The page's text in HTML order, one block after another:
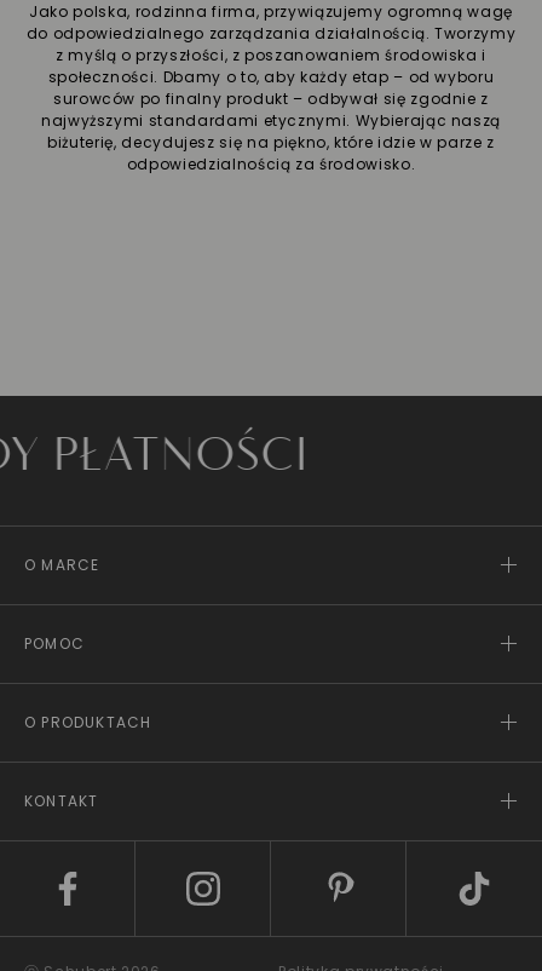
Jako polska, rodzinna firma, przywiązujemy ogromną wagę
do odpowiedzialnego zarządzania działalnością. Tworzymy
z myślą o przyszłości, z poszanowaniem środowiska i
społeczności. Dbamy o to, aby każdy etap – od wyboru
surowców po finalny produkt – odbywał się zgodnie z
najwyższymi standardami etycznymi. Wybierając naszą
biżuterię, decydujesz się na piękno, które idzie w parze z
odpowiedzialnością za środowisko.
O MARCE
POMOC
O PRODUKTACH
KONTAKT